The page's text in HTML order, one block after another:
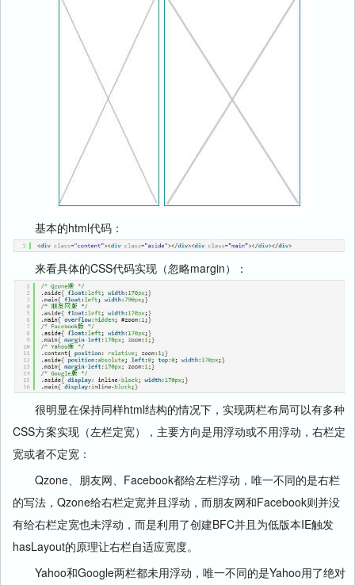
基本的html代码：
来看具体的CSS代码实现（忽略margin）：
很明显在保持同样html结构的情况下，实现两栏布局可以有多种
CSS方案实现（左栏定宽），主要方向是用浮动或不用浮动，右栏定
宽或者不定宽：
Qzone、朋友网、Facebook都给左栏浮动，唯一不同的是右栏
的写法，Qzone给右栏定宽并且浮动，而朋友网和Facebook则并没
有给右栏定宽也未浮动，而是利用了创建BFC并且为低版本IE触发
hasLayout的原理让右栏自适应宽度。
Yahoo和Google两栏都未用浮动，唯一不同的是Yahoo用了绝对